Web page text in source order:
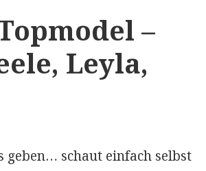
–
Leyla,
geben… schaut einfach selbst